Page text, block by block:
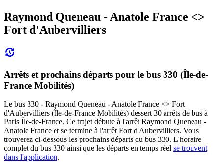
Raymond Queneau - Anatole France <>
Fort d'Aubervilliers
Arrêts et prochains départs pour le bus 330 (Île-de-
France Mobilités)
Le bus 330 - Raymond Queneau - Anatole France <> Fort
d'Aubervilliers (Île-de-France Mobilités) dessert 30 arrêts de bus à
Paris Île-de-France. Ce trajet débute à l'arrêt Raymond Queneau -
Anatole France et se termine à l'arrêt Fort d'Aubervilliers. Vous
trouverez ci-dessous les prochains départs du bus 330. L'horaire
complet du bus 330 ainsi que les départs en temps réel se trouvent
dans l'application.